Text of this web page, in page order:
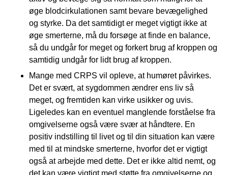
øge blodcirkulationen samt bevare bevægelighed
og styrke. Da det samtidigt er meget vigtigt ikke at
øge smerterne, må du forsøge at finde en balance,
så du undgår for meget og forkert brug af kroppen og
samtidig undgår for lidt brug af kroppen.
Mange med CRPS vil opleve, at humøret påvirkes.
Det er svært, at sygdommen ændrer ens liv så
meget, og fremtiden kan virke usikker og uvis.
Ligeledes kan en eventuel manglende forståelse fra
omgivelserne også være svær at håndtere. En
positiv indstilling til livet og til din situation kan være
med til at mindske smerterne, hvorfor det er vigtigt
også at arbejde med dette. Det er ikke altid nemt, og
det kan være vigtigt med støtte fra omgivelserne og